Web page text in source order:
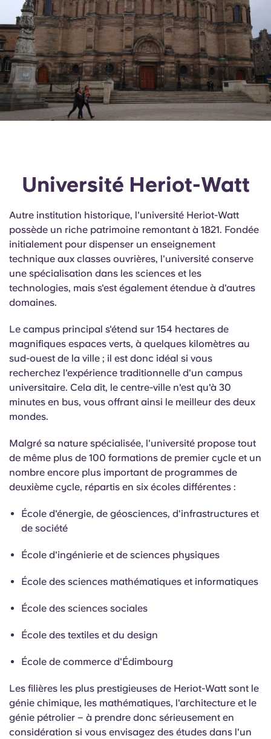
Université Heriot-Watt
Autre institution historique, l'université Heriot-Watt
possède un riche patrimoine remontant à 1821. Fondée
initialement pour dispenser un enseignement
technique aux classes ouvrières, l'université conserve
une spécialisation dans les sciences et les
technologies, mais s'est également étendue à d'autres
domaines.
Le campus principal s'étend sur 154 hectares de
magnifiques espaces verts, à quelques kilomètres au
sud-ouest de la ville ; il est donc idéal si vous
recherchez l'expérience traditionnelle d'un campus
universitaire. Cela dit, le centre-ville n'est qu'à 30
minutes en bus, vous offrant ainsi le meilleur des deux
mondes.
Malgré sa nature spécialisée, l'université propose tout
de même plus de 100 formations de premier cycle et un
nombre encore plus important de programmes de
deuxième cycle, répartis en six écoles différentes :
École d'énergie, de géosciences, d'infrastructures et
de société
École d'ingénierie et de sciences physiques
École des sciences mathématiques et informatiques
École des sciences sociales
École des textiles et du design
École de commerce d'Édimbourg
Les filières les plus prestigieuses de Heriot-Watt sont le
génie chimique, les mathématiques, l'architecture et le
génie pétrolier – à prendre donc sérieusement en
considération si vous envisagez des études dans l'un